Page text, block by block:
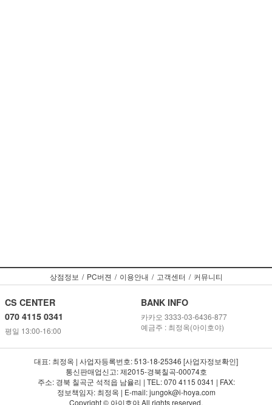
상점정보 / PC버젼 / 이용안내 / 고객센터 / 커뮤니티
CS CENTER
070 4115 0341
평일 13:00-16:00
BANK INFO
카카오 3333-03-6436-877
예금주 : 최정옥(아이호야)
대표: 최정옥 | 사업자등록번호: 513-18-25346 [사업자정보확인]
통신판매업신고: 제2015-경북칠곡-00074호
주소: 경북 칠곡군 석적읍 남율리 | TEL: 070 4115 0341 | FAX:
정보책임자: 최정옥 | E-mail: jungok@i-hoya.com
Copyright © 아이호야 All rights reserved.